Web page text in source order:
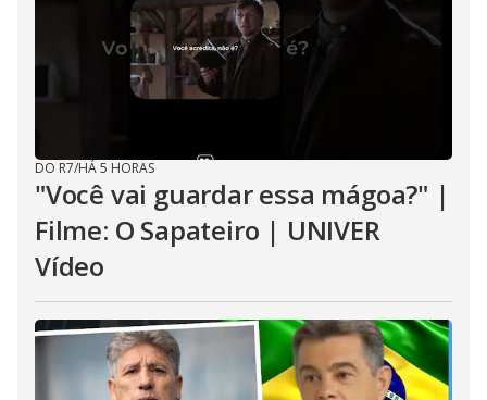
DO R7/HÁ 5 HORAS
"Você vai guardar essa mágoa?" |
Filme: O Sapateiro | UNIVER
Vídeo